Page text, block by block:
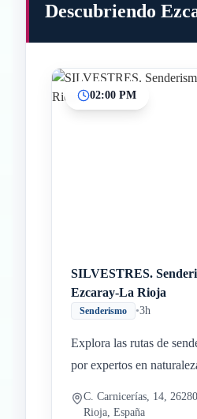
Descubriendo
02:00 PM
SILVESTRES.
Ezcaray-La Rioja
Senderismo •3h
Explora las rutas de
por expertos en
C. Carnicerías, 14,
Rioja, España